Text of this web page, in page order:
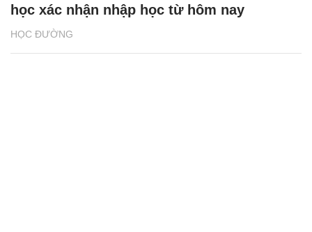
HỌC ĐƯỜNG
học xác nhận nhập học từ hôm nay